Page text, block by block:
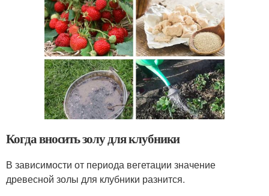
Когда вносить золу для клубники
В зависимости от периода вегетации значение
древесной золы для клубники разнится.